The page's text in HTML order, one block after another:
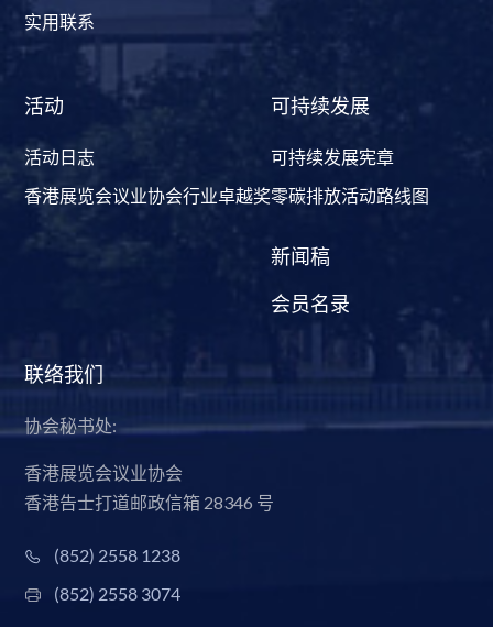
实用联系
活动
活动日志
香港展览会议业协会行业卓越奖
可持续发展
可持续发展宪章
零碳排放活动路线图
新闻稿
会员名录
联络我们
协会秘书处:
香港展览会议业协会
香港告士打道邮政信箱 28346 号
(852) 2558 1238
(852) 2558 3074